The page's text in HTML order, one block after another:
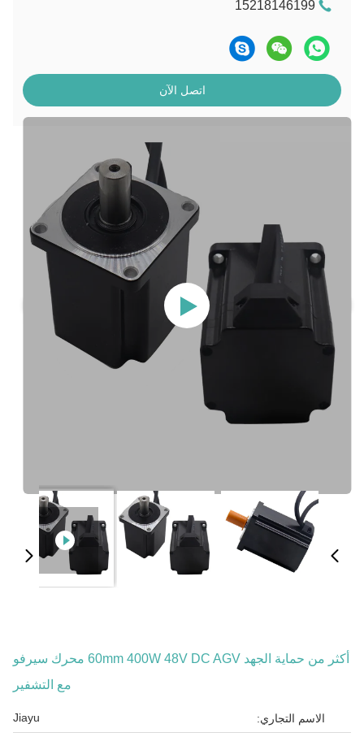
15218146199
اتصل الآن
أكثر من حماية الجهد 60mm 400W 48V DC AGV محرك سيرفو
مع التشفير
الاسم التجاري: Jiayu